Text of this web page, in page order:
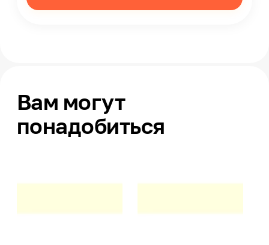
Вам могут
понадобиться